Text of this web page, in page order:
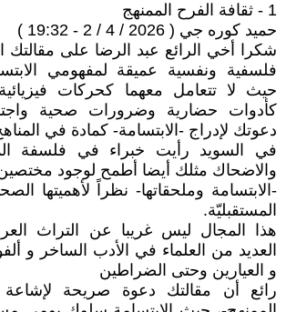
1 - ثقافة الفرح الممنهج
حميد كوره جي ( 2026 / 4 / 2 - 19:32 )
شكرا أخي الرائع عبد الرضا على مقالتك
فلسفية ونفسية عميقة لمفهومي
حيث لا تتعامل معهما كحركات
كأدوات حضارية وضرورات صحية
دعوتك لإدراج -الابتسامة- كمادة في
في السويد رأيت خبراء في فلسفة
والاضحاك مثلك أيضا أطمح لوجود
-الابتسامة وملحقاتها- نظراً لأهميتها
المستقبليّة.
هذا المجال ليس غريبا عن التراث
العديد من العلماء في الأدب الساخر و
و العيارين وحتى الضراطين
رائع أن مقالتك دعوة صريحة لإشاعة